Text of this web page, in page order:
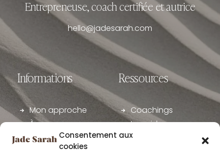
Consentement aux
cookies
Entrepreneuse, coach certifiée et autrice
hello@jadesarah.com
Informations
Mon approche
À propos
Club Manyfest
Ressources
Coachings
Le guide
Articles